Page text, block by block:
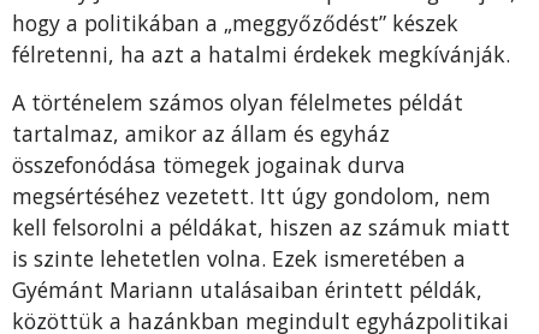
hogy a politikában a „meggyőződést” készek
félretenni, ha azt a hatalmi érdekek megkívánják.
A történelem számos olyan félelmetes példát
tartalmaz, amikor az állam és egyház
összefonódása tömegek jogainak durva
megsértéséhez vezetett. Itt úgy gondolom, nem
kell felsorolni a példákat, hiszen az számuk miatt
is szinte lehetetlen volna. Ezek ismeretében a
Gyémánt Mariann utalásaiban érintett példák,
közöttük a hazánkban megindult egyházpolitikai